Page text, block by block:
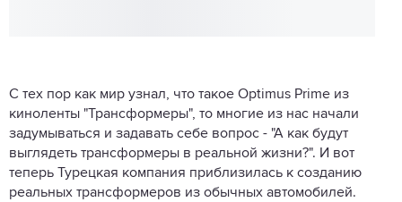
С тех пор как мир узнал, что такое Optimus Prime из
киноленты "Трансформеры", то многие из нас начали
задумываться и задавать себе вопрос - "А как будут
выглядеть трансформеры в реальной жизни?". И вот
теперь Турецкая компания приблизилась к созданию
реальных трансформеров из обычных автомобилей.